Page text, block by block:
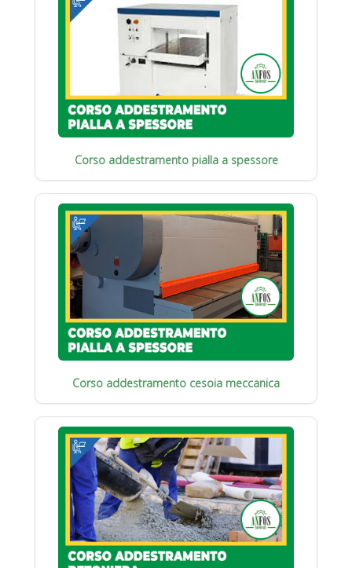
Corso addestramento pialla a spessore
Corso addestramento cesoia meccanica